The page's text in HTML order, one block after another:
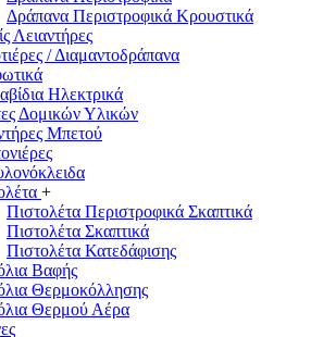
Δράπανα Περιστροφικά Κρουστικά
Λειαντήρες
/ Διαμαντοδράπανα
Ηλεκτρικά
Δομικών Υλικών
Μπετού
+
Πιστολέτα Περιστροφικά Σκαπτικά
Πιστολέτα Σκαπτικά
Πιστολέτα Κατεδάφισης
Βαφής
Θερμοκόλλησης
Θερμού Αέρα